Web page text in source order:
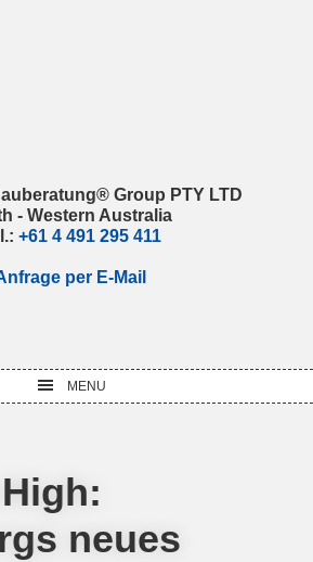
Group PTY LTD
- Western Australia
+61 4 491 295 411
per E-Mail
MENU
neues